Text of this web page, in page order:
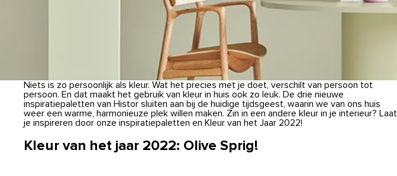
Niets is zo persoonlijk als kleur. Wat het precies met je doet, verschilt van persoon tot
persoon. En dat maakt het gebruik van kleur in huis ook zo leuk. De drie nieuwe
inspiratiepaletten van Histor sluiten aan bij de huidige tijdsgeest, waarin we van ons huis
weer een warme, harmonieuze plek willen maken. Zin in een andere kleur in je interieur? Laat
je inspireren door onze inspiratiepaletten en Kleur van het Jaar 2022!
Kleur van het jaar 2022: Olive Sprig!